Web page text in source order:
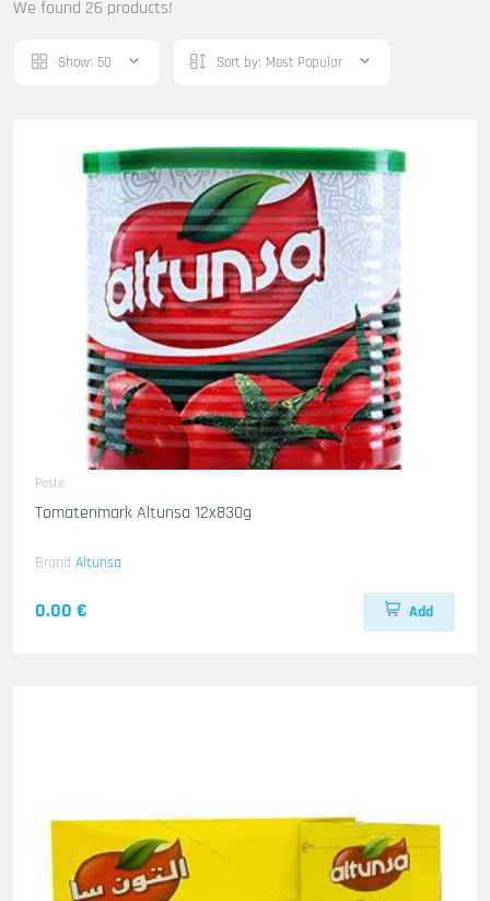
We found 26 products!
Show: 50 Sort by: Most Popular
Paste
Tomatenmark Altunsa 12x830g
Brand Altunsa
0.00 € Add